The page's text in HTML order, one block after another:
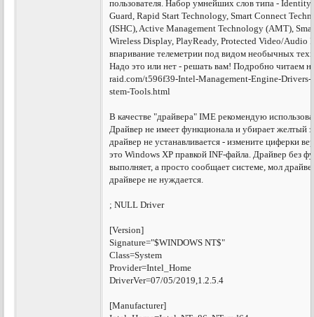
пользователя. Набор умнейших слов типа -
Guard, Rapid Start Technology, Smart Connect
(ISHC), Active Management Technology (AMT),
Wireless Display, PlayReady, Protected Video/Audio
впаривание телеметрии под видом необычных
Надо это или нет - решать вам! Подробно читаем
raid.com/t596f39-Intel-Management-Engine-Drivers-
stem-Tools.html
В качестве "драйвера" IME рекомендую
Драйвер не имеет функционала и убирает желтый
драйвер не устанавливается - измените циферки
это Windows XP правкой INF-файла. Драйвер без
выполняет, а просто сообщает системе, мол
драйвере не нуждается.
; NULL Driver
[Version]
Signature="$WINDOWS NT$"
Class=System
Provider=Intel_Home
DriverVer=07/05/2019,1.2.5.4
[Manufacturer]